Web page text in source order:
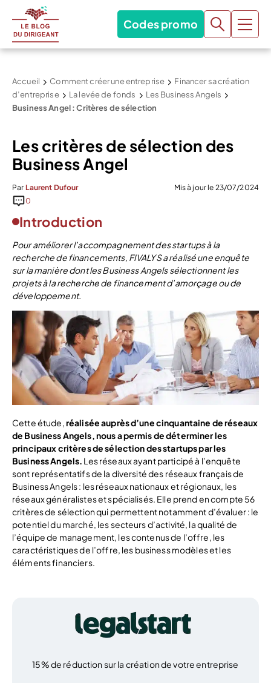
Codes promo
Accueil Comment créer une entreprise
Financer sa création
d’entreprise
La levée de fonds
Les Business Angels
Business Angel : Critères de sélection
Les critères de sélection des
Business Angel
Par Laurent Dufour
Mis à jour le 23/07/2024
0
Introduction
Pour améliorer l’accompagnement des startups à la
recherche de financements, FIVALYS a réalisé une enquête
sur la manière dont les Business Angels sélectionnent les
projets à la recherche de financement d’amorçage ou de
développement.
Cette étude,réalisée auprès d’une cinquantaine de réseaux
de Business Angels, nous a permis de déterminer les
principaux critères de sélection des startups par les
Business Angels. Les réseaux ayant participé à l’enquête
sont représentatifs de la diversité des réseaux français de
Business Angels : les réseaux nationaux et régionaux, les
réseaux généralistes et spécialisés. Elle prend en compte 56
critères de sélection qui permettent notamment d’évaluer : le
potentiel du marché, les secteurs d’activité, la qualité de
l’équipe de management, les contenus de l’offre, les
caractéristiques de l’offre, les business modèles et les
éléments financiers.
15% de réduction sur la création de votre entreprise